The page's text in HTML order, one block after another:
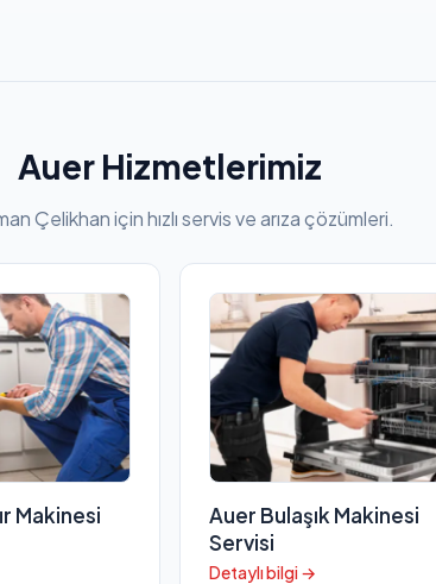
Auer Hizmetlerimiz
Çelikhan için hızlı servis ve arıza çözümleri.
Makinesi
Auer Bulaşık Makinesi
Servisi
Detaylı bilgi →